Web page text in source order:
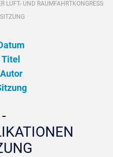
LUFT- UND RAUMFAHRTKONGRESS